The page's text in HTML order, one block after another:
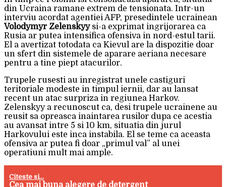
din Ucraina ramane extrem de tensionata. Intr-un
interviu acordat agentiei AFP, presedintele ucrainean
Volodymyr Zelenskyysi-a exprimat ingrijorarea ca
Rusia ar putea intensifica ofensiva in nord-estul tarii.
El a avertizat totodata ca Kievul are la dispozitie doar
un sfert din sistemele de aparare aeriana necesare
pentru a tine piept atacurilor.
Trupele rusesti au inregistrat unele castiguri
teritoriale modeste in timpul iernii, dar au lansat
recent un atac surpriza in regiunea Harkov.
Zelenskyy a recunoscut ca, desi trupele ucrainene au
reusit sa opreasca inaintarea rusilor dupa ce acestia
au avansat intre 5 si 10 km, situatia din jurul
Harkovului este inca instabila. El se teme ca aceasta
ofensiva ar putea fi doar „primul val” al unei
operatiuni mult mai ample.
Citeste si...